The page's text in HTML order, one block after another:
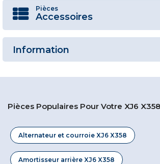
Pièces
Accessoires
Information
Pièces Populaires Pour Votre XJ6 X358
Alternateur et courroie XJ6 X358
Amortisseur arrière XJ6 X358